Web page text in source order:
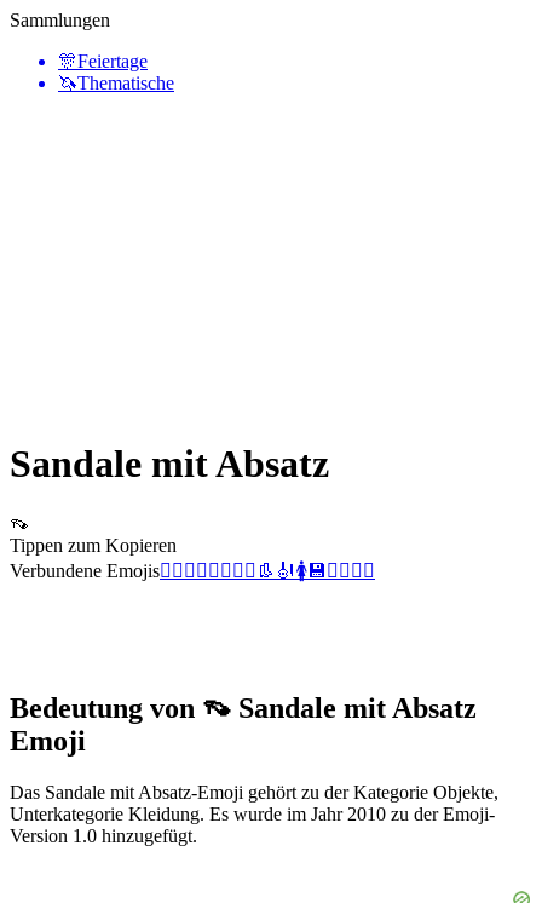
Sammlungen
🎊Feiertage
🦄Thematische
Sandale mit Absatz
👡
Tippen zum Kopieren
Verbundene Emojis🤷‍♀️ 🙇‍♀️ 🦹‍♀️ 👩‍⚖️ 👢 🎻🚺 💾 🕵️‍♀️ 🤸‍♀️
Bedeutung von 👡 Sandale mit Absatz
Emoji
Das Sandale mit Absatz-Emoji gehört zu der Kategorie Objekte,
Unterkategorie Kleidung. Es wurde im Jahr 2010 zu der Emoji-
Version 1.0 hinzugefügt.